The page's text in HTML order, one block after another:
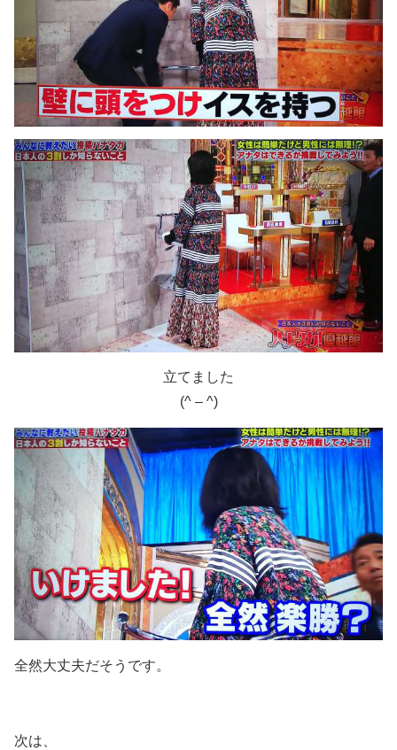
立てました
(^ – ^)
全然大丈夫だそうです。
次は、